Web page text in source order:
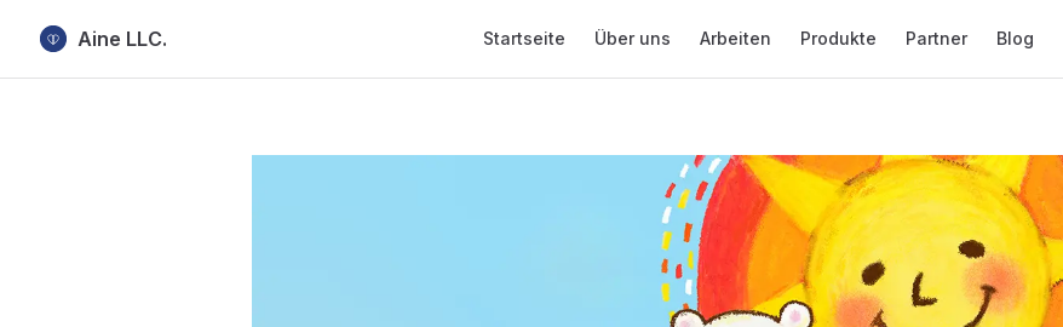
Skip to content
Aine LLC. Startseite Über uns Arbeiten Produkte Partner Blog